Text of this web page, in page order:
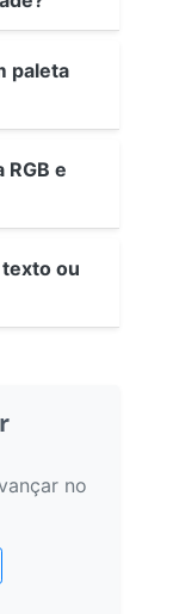
paleta
e
ou
no